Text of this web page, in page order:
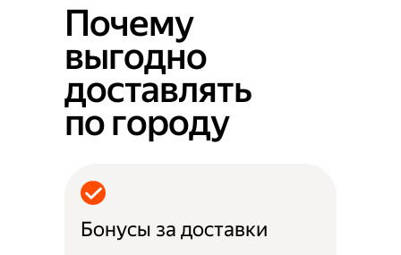
Почему
выгодно
доставлять
по городу
Бонусы за доставки